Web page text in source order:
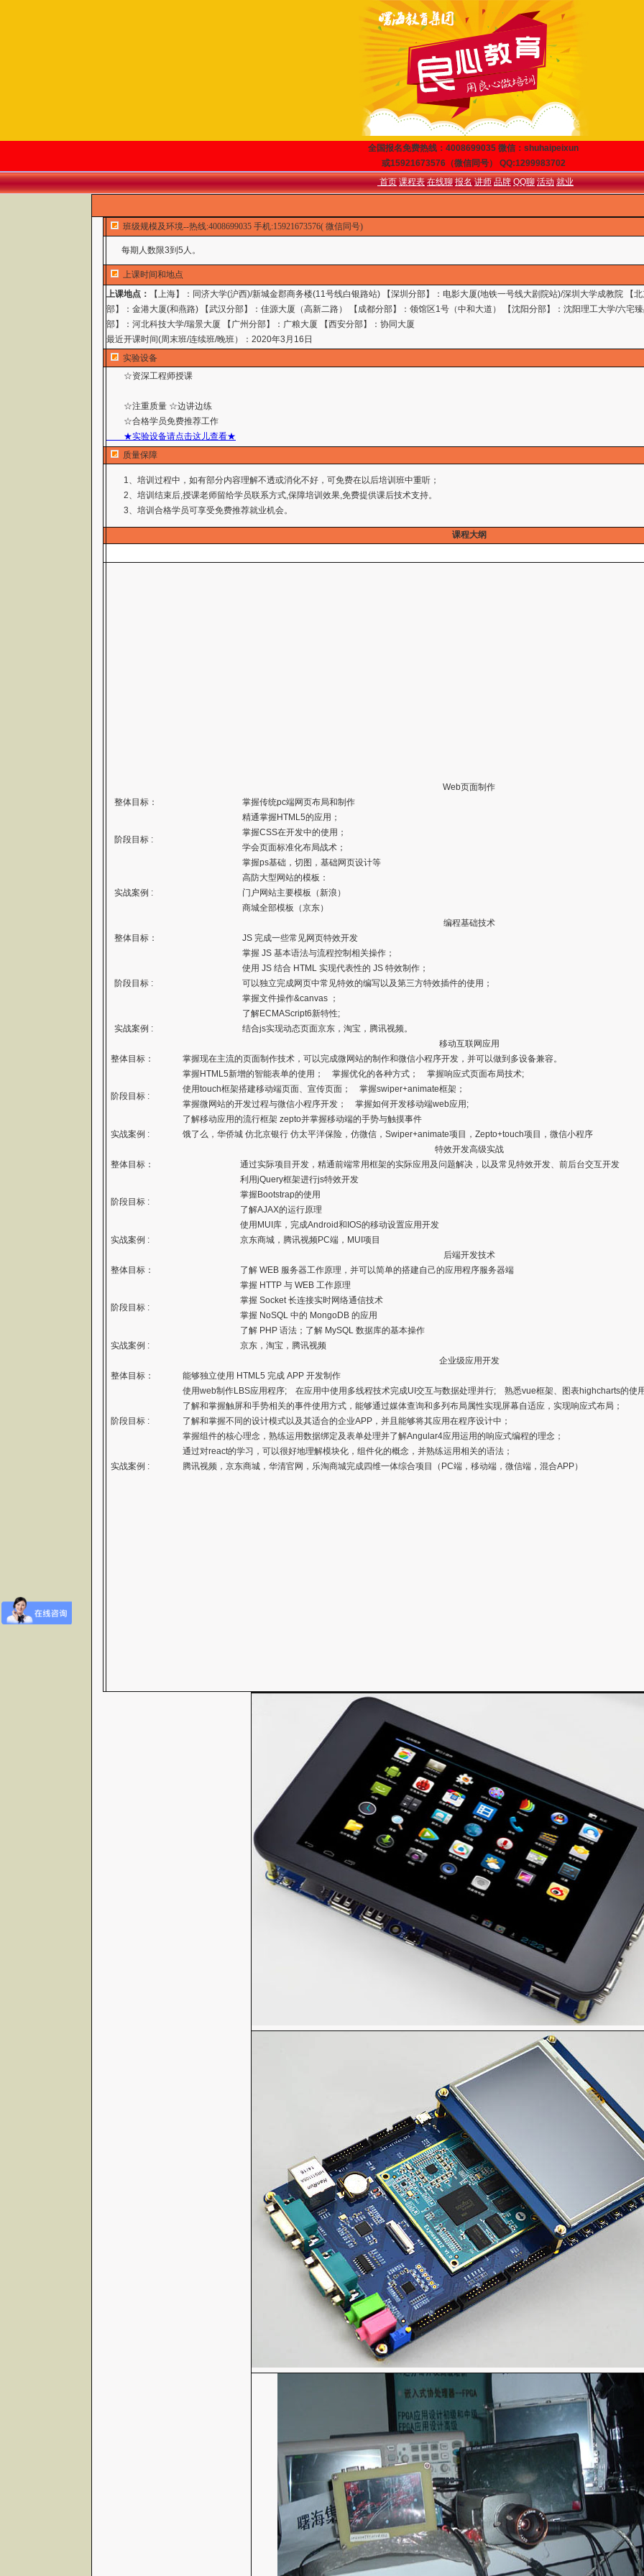
全国报名免费热线：4008699035 微信：shuhaipeixun
或15921673576（微信同号） QQ:1299983702
首页 课程表 在线聊 报名 讲师 品牌 QQ聊 活动 就业
班级规模及环境--热线:4008699035 手机:15921673576( 微信同号)
每期人数限3到5人。
上课时间和地点
上课地点：
【上海】：同济大学(沪西)/新城金郡商务楼(11号线白银路站) 【深圳分部】：电影大厦(地铁一号线大剧院站)/深圳大学成教院 【
部】：金港大厦(和燕路) 【武汉分部】：佳源大厦（高新二路） 【成都分部】：领馆区1号（中和大道） 【沈阳分部】：沈阳理工大学/六宅
部】：河北科技大学/瑞景大厦 【广州分部】：广粮大厦 【西安分部】：协同大厦
最近开课时间(周末班/连续班/晚班）：2020年3月16日
实验设备
☆资深工程师授课
☆注重质量 ☆边讲边练
☆合格学员免费推荐工作
★实验设备请点击这儿查看★
质量保障
1、培训过程中，如有部分内容理解不透或消化不好，可免费在以后培训班中重听；
2、培训结束后,授课老师留给学员联系方式,保障培训效果,免费提供课后技术支持。
3、培训合格学员可享受免费推荐就业机会。
课程大纲
Web页面制作
整体目标：
掌握传统pc端网页布局和制作
阶段目标 :
精通掌握HTML5的应用；
掌握CSS在开发中的使用；
学会页面标准化布局战术；
掌握ps基础，切图，基础网页设计等
实战案例 :
高防大型网站的模板：
门户网站主要模板（新浪）
商城全部模板（京东）
编程基础技术
整体目标：
JS 完成一些常见网页特效开发
阶段目标 :
掌握 JS 基本语法与流程控制相关操作；
使用 JS 结合 HTML 实现代表性的 JS 特效制作；
可以独立完成网页中常见特效的编写以及第三方特效插件的使用；
掌握文件操作&canvas ；
了解ECMAScript6新特性;
实战案例 :
结合js实现动态页面京东，淘宝，腾讯视频。
移动互联网应用
整体目标：
掌握现在主流的页面制作技术，可以完成微网站的制作和微信小程序开发，并可以做到多设备兼容。
阶段目标 :
掌握HTML5新增的智能表单的使用； 掌握优化的各种方式； 掌握响应式页面布局技术;
使用touch框架搭建移动端页面、宣传页面； 掌握swiper+animate框架；
掌握微网站的开发过程与微信小程序开发； 掌握如何开发移动端web应用;
了解移动应用的流行框架 zepto并掌握移动端的手势与触摸事件
实战案例 :
饿了么，华侨城 仿北京银行 仿太平洋保险，仿微信，Swiper+animate项目，Zepto+touch项目，微信小程序
特效开发高级实战
整体目标：
通过实际项目开发，精通前端常用框架的实际应用及问题解决，以及常见特效开发、前后台交互开发
阶段目标 :
利用jQuery框架进行js特效开发
掌握Bootstrap的使用
了解AJAX的运行原理
使用MUI库，完成Android和IOS的移动设置应用开发
实战案例 :
京东商城，腾讯视频PC端，MUI项目
后端开发技术
整体目标：
了解 WEB 服务器工作原理，并可以简单的搭建自己的应用程序服务器端
阶段目标 :
掌握 HTTP 与 WEB 工作原理
掌握 Socket 长连接实时网络通信技术
掌握 NoSQL 中的 MongoDB 的应用
了解 PHP 语法；了解 MySQL 数据库的基本操作
实战案例 :
京东，淘宝，腾讯视频
企业级应用开发
整体目标：
能够独立使用 HTML5 完成 APP 开发制作
阶段目标 :
使用web制作LBS应用程序; 在应用中使用多线程技术完成UI交互与数据处理并行; 熟悉vue框架、图表highcharts的使
了解和掌握触屏和手势相关的事件使用方式，能够通过媒体查询和多列布局属性实现屏幕自适应，实现响应式布局；
了解和掌握不同的设计模式以及其适合的企业APP，并且能够将其应用在程序设计中；
掌握组件的核心理念，熟练运用数据绑定及表单处理并了解Angular4应用运用的响应式编程的理念；
通过对react的学习，可以很好地理解模块化，组件化的概念，并熟练运用相关的语法；
实战案例 :
腾讯视频，京东商城，华清官网，乐淘商城完成四维一体综合项目（PC端，移动端，微信端，混合APP）